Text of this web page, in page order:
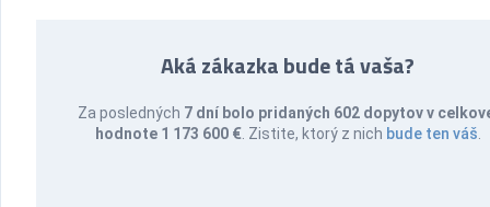
Aká zákazka bude tá vaša?
Za posledných 7 dní bolo pridaných 602 dopytov v
hodnote 1 173 600 € . Zistite, ktorý z nich bude ten váš